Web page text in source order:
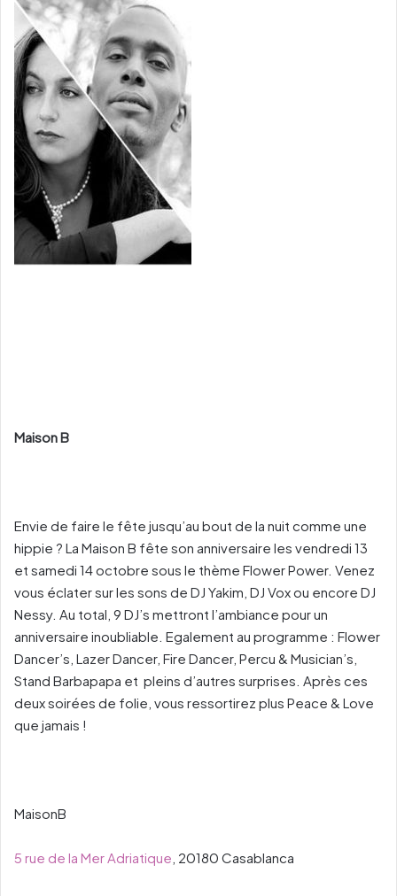
Maison B
Envie de faire le fête jusqu’au bout de la nuit comme une
hippie ? La Maison B fête son anniversaire les vendredi 13
et samedi 14 octobre sous le thème Flower Power. Venez
vous éclater sur les sons de DJ Yakim, DJ Vox ou encore DJ
Nessy. Au total, 9 DJ’s mettront l’ambiance pour un
anniversaire inoubliable. Egalement au programme : Flower
Dancer’s, Lazer Dancer, Fire Dancer, Percu & Musician’s,
Stand Barbapapa et pleins d’autres surprises. Après ces
deux soirées de folie, vous ressortirez plus Peace & Love
que jamais !
MaisonB
5 rue de la Mer Adriatique , 20180 Casablanca